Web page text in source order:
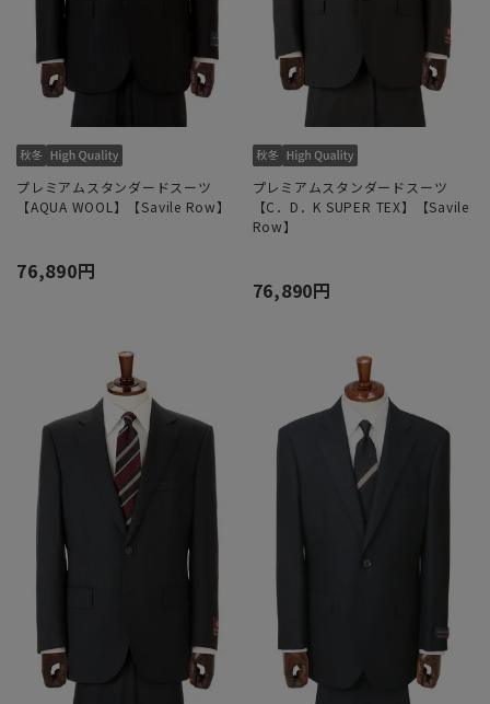
プレミアムスタンダードスーツ
【AQUA WOOL】【Savile Row】
76,890円
プレミアムスタンダードスーツ
【C．D．K SUPER TEX】【Savile
Row】
76,890円